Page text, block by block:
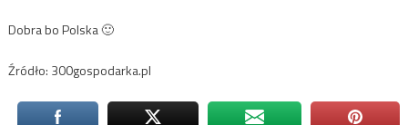
Dobra bo Polska 🙂
Źródło: 300gospodarka.pl